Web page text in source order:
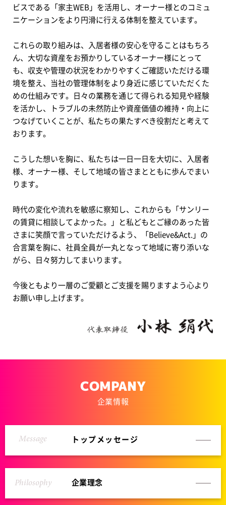
ビスである「家主WEB」を活用し、オーナー様とのコミュ
ニケーションをより円滑に行える体制を整えています。
これらの取り組みは、入居者様の安心を守ることはもちろ
ん、大切な資産をお預かりしているオーナー様にとって
も、収支や管理の状況をわかりやすくご確認いただける環
境を整え、当社の管理体制をより身近に感じていただくた
めの仕組みです。日々の業務を通じて得られる知見や経験
を活かし、トラブルの未然防止や資産価値の維持・向上に
つなげていくことが、私たちの果たすべき役割だと考えて
おります。
こうした想いを胸に、私たちは一日一日を大切に、入居者
様、オーナー様、そして地域の皆さまとともに歩んでまい
ります。
時代の変化や流れを敏感に察知し、これからも「サンリー
の賃貸に相談してよかった。」と私どもとご縁のあった皆
さまに笑顔で言っていただけるよう、「Believe&Act.」の
合言葉を胸に、社員全員が一丸となって地域に寄り添いな
がら、日々努力してまいります。
今後ともより一層のご愛顧とご支援を賜りますよう心より
お願い申し上げます。
COMPANY
企業情報
Message トップ メッセージ
Philosophy 企業理念